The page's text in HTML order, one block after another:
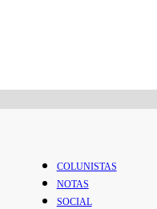
COLUNISTAS
NOTAS
SOCIAL